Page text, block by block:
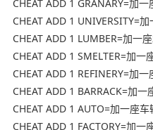
CHEAT ADD 1 GRANARY=加
CHEAT ADD 1 UNIVERSITY=
CHEAT ADD 1 LUMBER=加一
CHEAT ADD 1 SMELTER=加一
CHEAT ADD 1 REFINERY=加
CHEAT ADD 1 BARRACK=加一
CHEAT ADD 1 AUTO=加一座车
CHEAT ADD 1 FACTORY=加一